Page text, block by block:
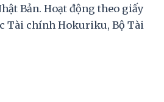
Bản. Hoạt động theo giấy
Tài chính Hokuriku, Bộ Tài